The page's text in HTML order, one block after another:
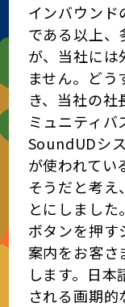
インバウンド
である以上、
が、当社には
ません。どう
き、当社の
ミュニティ
SoundUDシ
が使われてい
そうだと考え
とにしまし
ボタンを押す
案内をお客
します。日
される画期的